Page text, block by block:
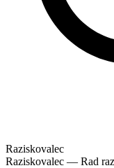
Raziskovalec
Raziskovalec — Rad